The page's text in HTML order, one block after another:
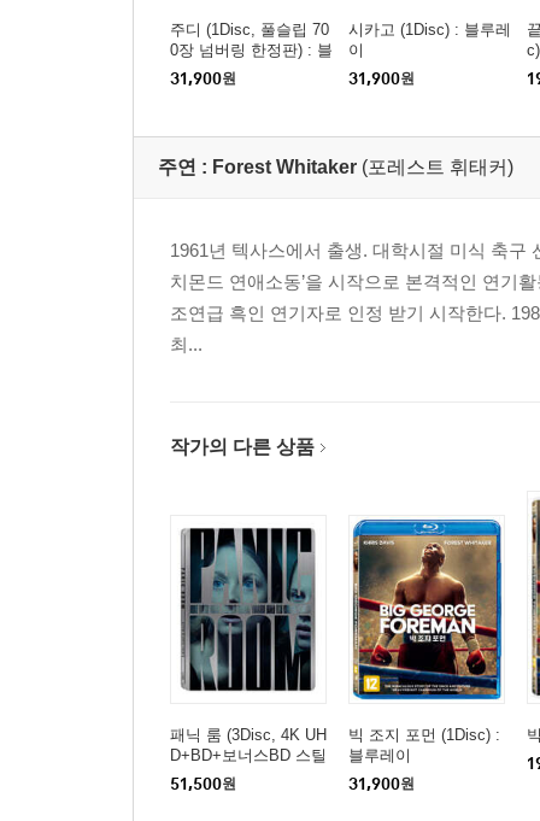
주디 (1Disc, 풀슬립 70
0장 넘버링 한정판) : 블
루레이
31,900원
시카고 (1Disc) : 블루레
이
31,900원
c)
주연 : Forest Whitaker (포레스트 휘태커)
1961년 텍사스에서 출생. 대학시절 미식 축구
치몬드 연애소동’을 시작으로 본격적인 연기활
조연급 흑인 연기자로 인정 받기 시작한다.
최...
작가의 다른 상품
패닉 룸 (3Disc, 4K UH
D+BD+보너스BD 스틸
북 한정판) : 블루레이
51,500원
빅 조지 포먼 (1Disc) :
블루레이
31,900원